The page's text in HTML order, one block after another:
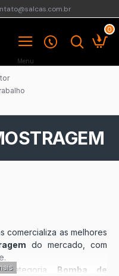
0
comercializa as melhores
do mercado, com
Categoria Bomba de